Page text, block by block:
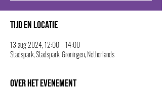
Tijd en locatie
13 aug 2024, 12:00 – 14:00
Stadspark, Stadspark, Groningen, Netherlands
Over het evenement